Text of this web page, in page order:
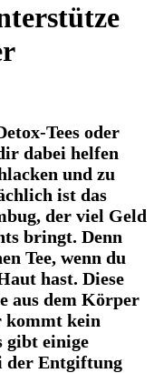
Tees oder
dabei helfen
und zu
ist das
der viel Geld
bringt. Denn
Tee, wenn du
hast. Diese
aus dem Körper
kommt kein
gibt einige
der Entgiftung